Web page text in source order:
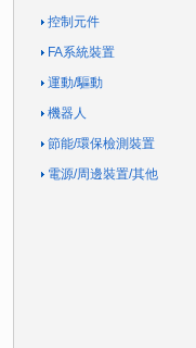
控制元件
FA系統裝置
運動/驅動
機器人
節能/環保檢測裝置
電源/周邊裝置/其他